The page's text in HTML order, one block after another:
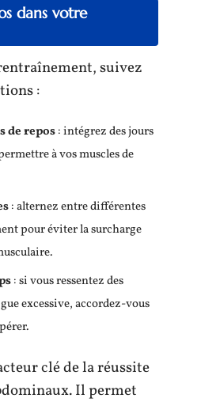
dans votre
suivez
:
de repos: intégrez des jours
à vos muscles de
: alternez entre différentes
pour éviter la surcharge
: si vous ressentez des
excessive, accordez-vous
clé de la réussite
Il permet